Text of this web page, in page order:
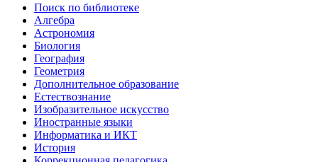
Поиск по библиотеке
Алгебра
Астрономия
Биология
География
Геометрия
Дополнительное образование
Естествознание
Изобразительное искусство
Иностранные языки
Информатика и ИКТ
История